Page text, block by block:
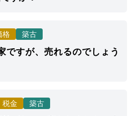
格 築古
ですが、売れるのでしょう
税金 築古